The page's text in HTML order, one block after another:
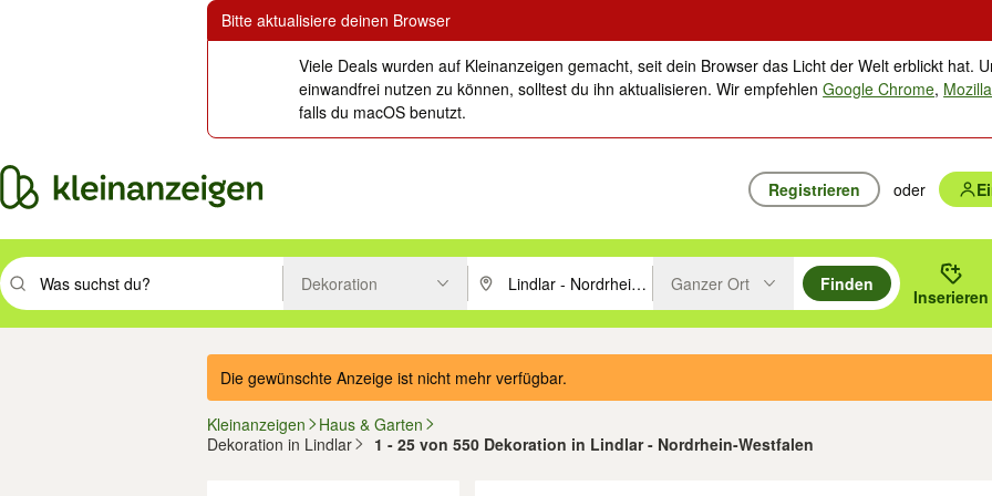
Bitte aktualisiere deinen Browser
Viele Deals wurden auf Kleinanzeigen gemacht, seit dein Browser das Licht der Welt erblickt hat.
einwandfrei nutzen zu können, solltest du ihn aktualisieren. Wir empfehlenGoogle Chrome,
falls du macOS benutzt.
Registrieren oder
Suchbegriff eingeben. Eingabetaste drücken um zu suchen, oder Vorschläge mit den Pfeiltasten nach oben/unten durchsuchen und mit
Dekoration PLZ oder Ort eingeben. Eingabetaste drücken um zu suchen, oder
Ganzer Ort
Finden
Inserieren
Die gewünschte Anzeige ist nicht mehr verfügbar.
Kleinanzeigen
Haus & Garten
Dekoration in Lindlar
1 - 25 von 550 Dekoration in Lindlar - Nordrhein-Westfalen